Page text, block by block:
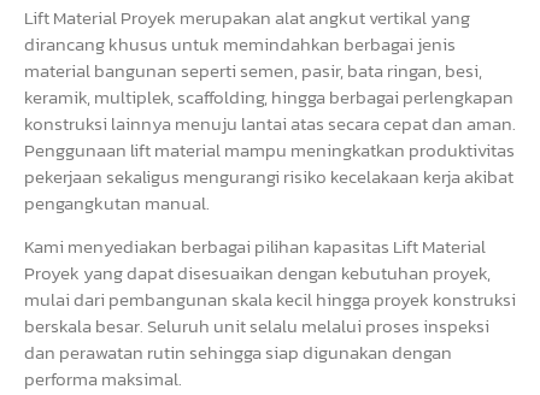
Lift Material Proyek merupakan alat angkut vertikal yang
dirancang khusus untuk memindahkan berbagai jenis
material bangunan seperti semen, pasir, bata ringan, besi,
keramik, multiplek, scaffolding, hingga berbagai perlengkapan
konstruksi lainnya menuju lantai atas secara cepat dan aman.
Penggunaan lift material mampu meningkatkan produktivitas
pekerjaan sekaligus mengurangi risiko kecelakaan kerja akibat
pengangkutan manual.
Kami menyediakan berbagai pilihan kapasitas Lift Material
Proyek yang dapat disesuaikan dengan kebutuhan proyek,
mulai dari pembangunan skala kecil hingga proyek konstruksi
berskala besar. Seluruh unit selalu melalui proses inspeksi
dan perawatan rutin sehingga siap digunakan dengan
performa maksimal.